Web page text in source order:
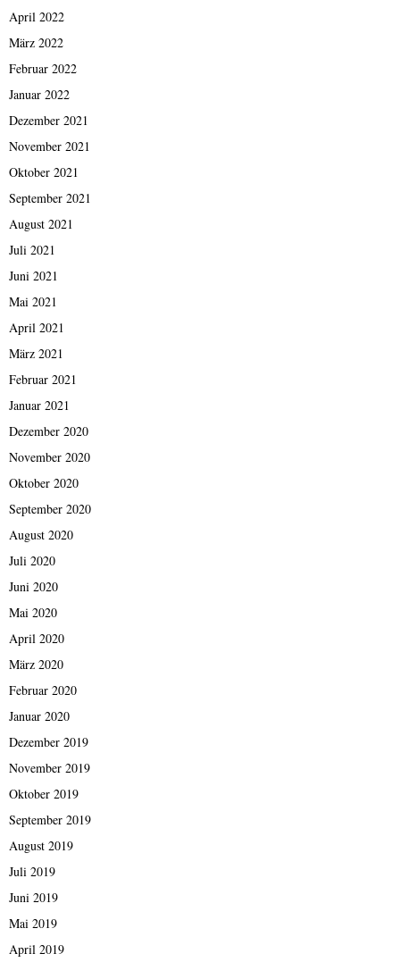
April 2022
März 2022
Februar 2022
Januar 2022
Dezember 2021
November 2021
Oktober 2021
September 2021
August 2021
Juli 2021
Juni 2021
Mai 2021
April 2021
März 2021
Februar 2021
Januar 2021
Dezember 2020
November 2020
Oktober 2020
September 2020
August 2020
Juli 2020
Juni 2020
Mai 2020
April 2020
März 2020
Februar 2020
Januar 2020
Dezember 2019
November 2019
Oktober 2019
September 2019
August 2019
Juli 2019
Juni 2019
Mai 2019
April 2019